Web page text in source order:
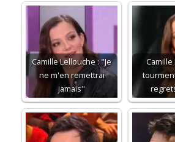
Camille Lellouche : "Je
ne m'en remettrai
jamais"